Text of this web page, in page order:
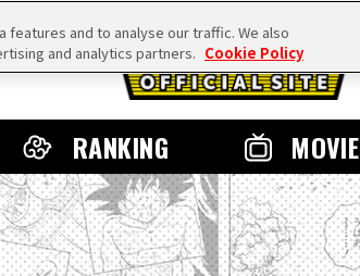
RANKING MOVIE
and to analyse our traffic. We also
and analytics partners. Cookie Policy